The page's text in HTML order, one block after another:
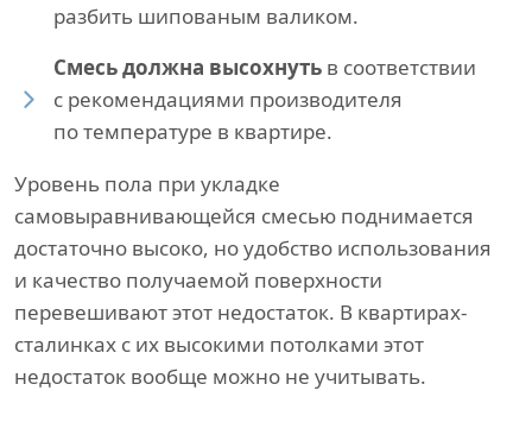
разбить шипованым валиком.
Смесь должна высохнуть в соответствии
с рекомендациями производителя
по температуре в квартире.
Уровень пола при укладке
самовыравнивающейся смесью поднимается
достаточно высоко, но удобство использования
и качество получаемой поверхности
перевешивают этот недостаток. В квартирах-
сталинках с их высокими потолками этот
недостаток вообще можно не учитывать.